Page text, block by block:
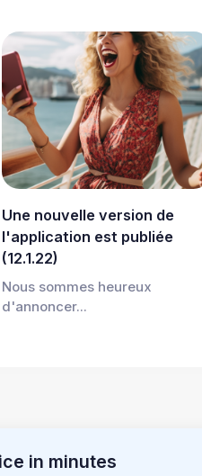
Une nouvelle version de
l'application est publiée
(12.1.22)
Nous sommes heureux
d'annoncer...
in minutes